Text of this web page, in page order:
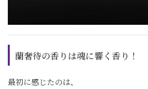
蘭奢待の香りは魂に響く香り！
最初に感じたのは、